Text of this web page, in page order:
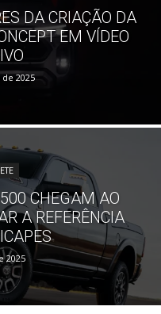
DA CRIAÇÃO DA
EM VÍDEO
2025
CHEGAM AO
A REFERÊNCIA
2025